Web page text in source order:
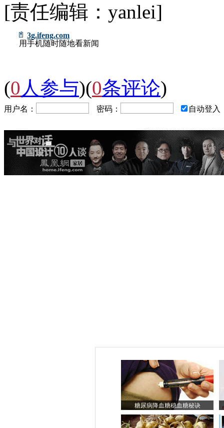
[责任编辑：yanlei]
3g.ifeng.com
用手机随时随地看新闻
(0 人参与)(0条评论)
用户名： 密码： 自动登入
糖尿病降血糖稳血糖秘诀